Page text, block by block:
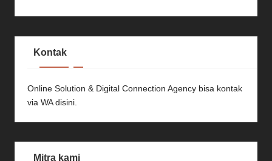
Kontak
Online Solution & Digital Connection Agency bisa kontak
via WA disini.
Mitra kami